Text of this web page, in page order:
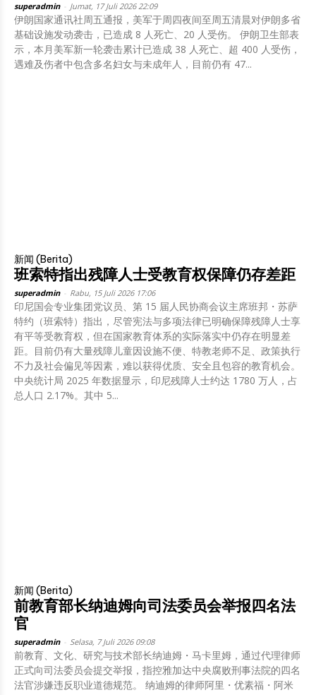
superadmin Jumat, 17 Juli 2026 22:09
伊朗国家通讯社周五通报，美军于周四夜间至周五清晨对伊朗多省
基础设施发动袭击，已造成 8 人死亡、20 人受伤。 伊朗卫生部表
示，本月美军新一轮袭击累计已造成 38 人死亡、超 400 人受伤，
遇难及伤者中包含多名妇女与未成年人，目前仍有 47...
新闻 (Berita)
班索特指出残障人士受教育权保障仍存差距
superadmin Rabu, 15 Juli 2026 17:06
印尼国会专业集团党议员、第 15 届人民协商会议主席班邦・苏萨
特约（班索特）指出，尽管宪法与多项法律已明确保障残障人士享
有平等受教育权，但在国家教育体系的实际落实中仍存在明显差
距。目前仍有大量残障儿童因设施不便、特教老师不足、政策执行
不力及社会偏见等因素，难以获得优质、安全且包容的教育机会。
中央统计局 2025 年数据显示，印尼残障人士约达 1780 万人，占
总人口 2.17%。其中 5...
新闻 (Berita)
前教育部长纳迪姆向司法委员会举报四名法
官
superadmin Selasa, 7 Juli 2026 09:08
前教育、文化、研究与技术部长纳迪姆・马卡里姆，通过代理律师
正式向司法委员会提交举报，指控雅加达中央腐败刑事法院的四名
法官涉嫌违反职业道德规范。 纳迪姆的律师阿里・优素福・阿米